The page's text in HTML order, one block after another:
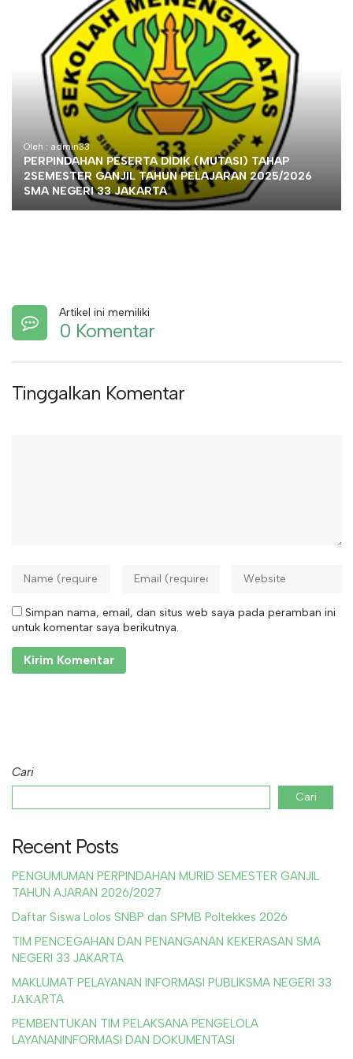
Oleh : admin33
PERPINDAHAN PESERTA DIDIK (MUTASI) TAHAP
2SEMESTER GANJIL TAHUN PELAJARAN 2025/2026
SMA NEGERI 33 JAKARTA
Artikel ini memiliki
0 Komentar
Tinggalkan Komentar
Simpan nama, email, dan situs web saya pada peramban ini
untuk komentar saya berikutnya.
Cari
Cari
Recent Posts
PENGUMUMAN PERPINDAHAN MURID SEMESTER GANJIL
TAHUN AJARAN 2026/2027
Daftar Siswa Lolos SNBP dan SPMB Poltekkes 2026
TIM PENCEGAHAN DAN PENANGANAN KEKERASAN SMA
NEGERI 33 JAKARTA
MAKLUMAT PELAYANAN INFORMASI PUBLIKSMA NEGERI 33
ЈАКАRTA
PEMBENTUKAN TIM PELAKSANA PENGELOLA
LAYANANINFORMASI DAN DOKUMENTASI